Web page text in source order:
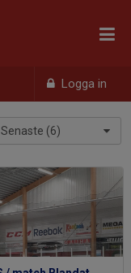
Logga in
Senaste (6)